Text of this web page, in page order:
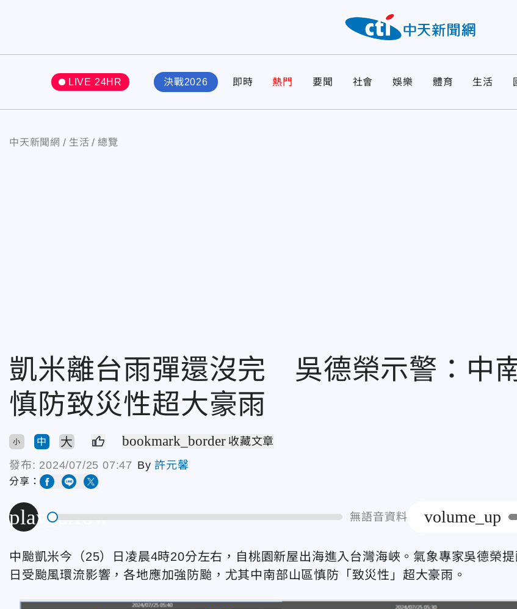
LIVE 24HR 決戰2026 即時 熱門 要聞 社會 娛樂 體育 生活
中天新聞網 生活 總覽
凱米離台雨彈還沒完 吳德榮示警：中
慎防致災性超大豪雨
小 中 大 bookmark_border 收藏文章
發布: 2024/07/25 07:47 By許元馨
分享：
play_arrow 無語音資料 volume_up
中颱凱米今（25）日凌晨4時20分左右，自桃園新屋出海進入台灣海峽。氣象專家吳德榮提
日受颱風環流影響，各地應加強防颱，尤其中南部山區慎防「致災性」超大豪雨。